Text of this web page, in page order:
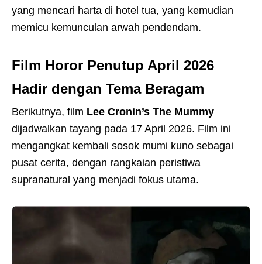
yang mencari harta di hotel tua, yang kemudian
memicu kemunculan arwah pendendam.
Film Horor Penutup April 2026
Hadir dengan Tema Beragam
Berikutnya, film Lee Cronin’s The Mummy
dijadwalkan tayang pada 17 April 2026. Film ini
mengangkat kembali sosok mumi kuno sebagai
pusat cerita, dengan rangkaian peristiwa
supranatural yang menjadi fokus utama.